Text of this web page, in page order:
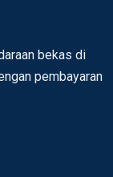
bekas di
pembayaran